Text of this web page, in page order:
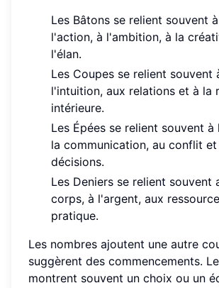
Les Bâtons se relient souvent
l'action, à l'ambition, à la
l'élan.
Les Coupes se relient souvent
l'intuition, aux relations et à la
intérieure.
Les Épées se relient souvent à
la communication, au conflit et
décisions.
Les Deniers se relient souvent
corps, à l'argent, aux
pratique.
Les nombres ajoutent une autre
suggèrent des commencements.
montrent souvent un choix ou un